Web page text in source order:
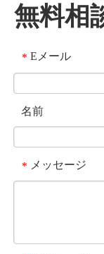
無料相
* Eメール
名前
* メッセージ